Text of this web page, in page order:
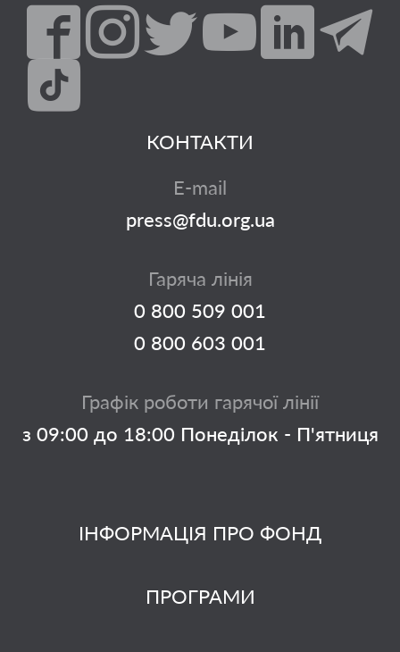
ІНФОРМАЦІЯ ПРО ФОНД
ПРОГРАМИ
КОНТАКТИ
E-mail
press@fdu.org.ua
Гаряча лінія
0 800 509 001
0 800 603 001
Графік роботи гарячої лінії
з 09:00 до 18:00 Понеділок - П'ятниця